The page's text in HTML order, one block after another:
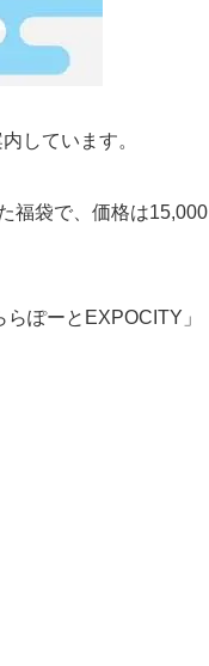
しています。
福袋で、価格は15,000
ぽーとEXPOCITY」